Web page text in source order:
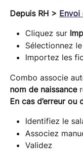
Depuis RH > Envoi
Cliquez sur
Sélectionnez le
Importez les
Combo associe
nom de naissance
En cas d’erreur ou
Identifiez le
Associez
Validez